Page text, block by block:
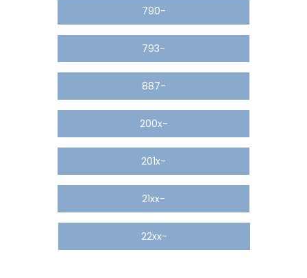
790-
793-
887-
200x-
201x-
21xx-
22xx-